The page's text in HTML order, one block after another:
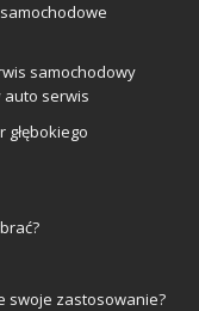
samochodowy
auto serwis
swoje zastosowanie?